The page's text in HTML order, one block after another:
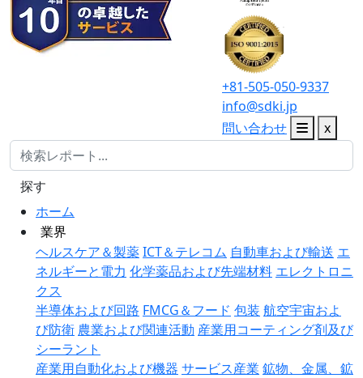
+81-505-050-9337
info@sdki.jp
問い合わせ
x
ホーム
業界
ヘルスケア＆製薬ICT＆テレコム 自動車および輸送 エ
ネルギーと電力 化学薬品および先端材料 エレクトロニ
クス
半導体および回路 FMCG＆フード 包装 航空宇宙およ
び防衛 農業および関連活動 産業用コーティング剤及び
シーラント
産業用自動化および機器 サービス産業 鉱物、金属、鉱
探す